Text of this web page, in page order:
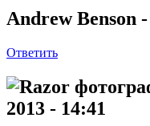
Andrew Benson
Ответить
2013 - 14:41